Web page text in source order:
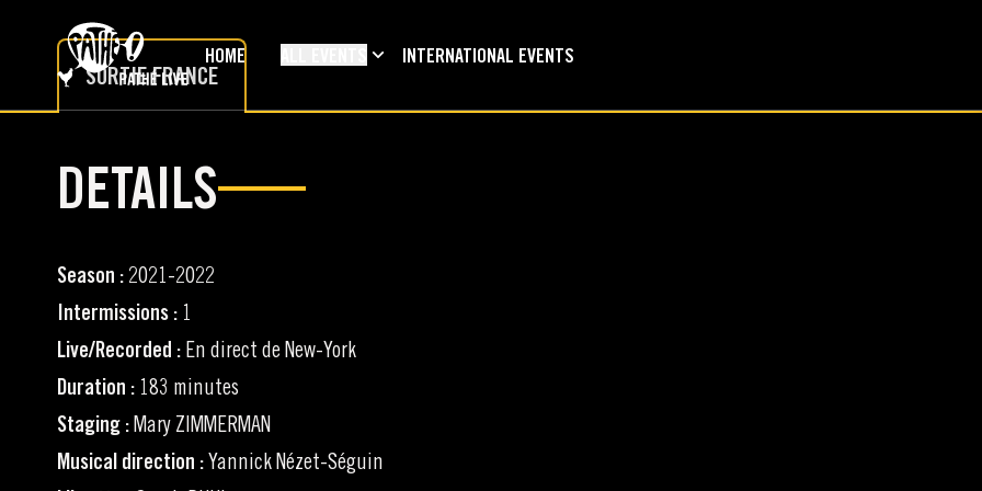
HOME
INTERNATIONAL EVENTS
SORTIE FRANCE
DETAILS
Season : 2021-2022
Intermissions : 1
Live/Recorded : En direct de New-York
Duration : 183 minutes
Staging :Mary ZIMMERMAN
Musical direction :Yannick Nézet-Séguin